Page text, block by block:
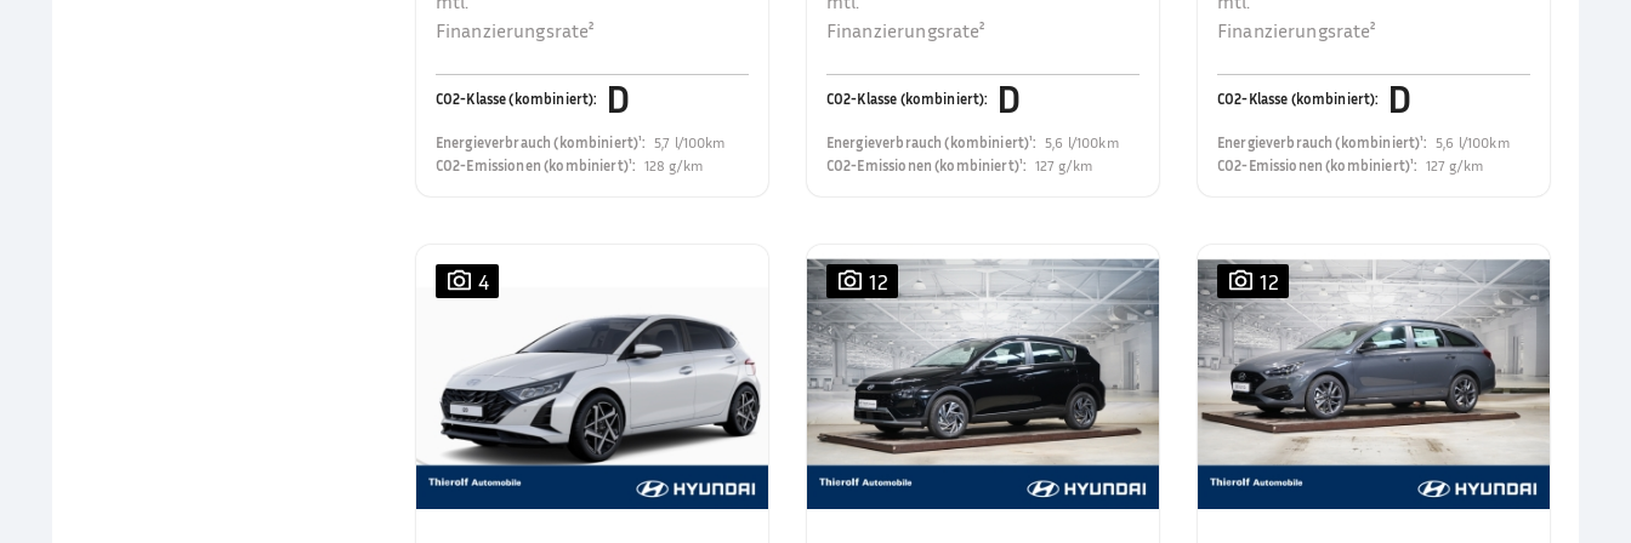
Finanzierungsrate²
CO2-Klasse (kombiniert): D
Energieverbrauch (kombiniert)¹: 5,7 l/100km
CO2-Emissionen (kombiniert)¹: 128 g/km
Finanzierungsrate²
CO2-Klasse (kombiniert): D
Energieverbrauch (kombiniert)¹: 5,6 l/100km
CO2-Emissionen (kombiniert)¹: 127 g/km
Finanzierungsrate²
CO2-Klasse (kombiniert): D
Energieverbrauch (kombiniert)¹:5,6 l/100km
CO2-Emissionen (kombiniert)¹: 127 g/km
4 12 12